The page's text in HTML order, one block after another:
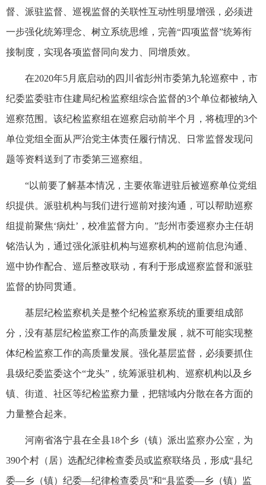
督、派驻监督、巡视监督的关联性互动性明显增强，必须进
一步强化统筹理念、树立系统思维，完善“四项监督”统筹衔
接制度，实现各项监督同向发力、同增质效。
在2020年5月底启动的四川省彭州市委第九轮巡察中，市
纪委监委驻市住建局纪检监察组综合监督的3个单位都被纳入
巡察范围。该纪检监察组在巡察启动前半个月，将梳理的3个
单位党组全面从严治党主体责任履行情况、日常监督发现问
题等资料送到了市委第三巡察组。
“以前要了解基本情况，主要依靠进驻后被巡察单位党组
织提供。派驻机构与我们进行巡前对接沟通，可以帮助巡察
组提前聚焦‘病灶’，校准监督方向。”彭州市委巡察办主任胡
铭浩认为，通过强化派驻机构与巡察机构的巡前信息沟通、
巡中协作配合、巡后整改联动，有利于形成巡察监督和派驻
监督的协同贯通。
基层纪检监察机关是整个纪检监察系统的重要组成部
分，没有基层纪检监察工作的高质量发展，就不可能实现整
体纪检监察工作的高质量发展。强化基层监督，必须要抓住
县级纪委监委这个“龙头”，统筹派驻机构、巡察机构以及乡
镇、街道、社区等纪检监察力量，把辖域内分散在各方面的
力量整合起来。
河南省洛宁县在全县18个乡（镇）派出监察办公室，为
390个村（居）选配纪律检查委员或监察联络员，形成“县纪
委—乡（镇）纪委—纪律检查委员”和“县监委—乡（镇）监